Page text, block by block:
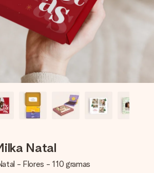
mensagem que realmente toca o
apenas todo o amor num
Natal
- Flores - 110 gramas